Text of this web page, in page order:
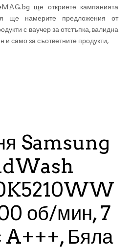
ще откриете кампанията
ще намерите предложения от
с ваучер за отстъпка, валидна
и само за съответните продукти,
Samsung
об/мин, 7
A+++, Бяла